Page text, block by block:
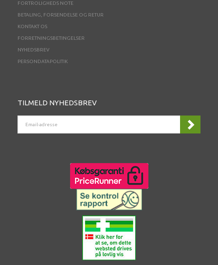
FORTROLIGHEDS NOTE
BETALING, FORSENDELSE OG RETUR
KONTAKT OS
FORRETNINGSBETINGELSER
NYHEDSBREV
PERSONDATAPOLITIK
TILMELD NYHEDSBREV
ADRESSE